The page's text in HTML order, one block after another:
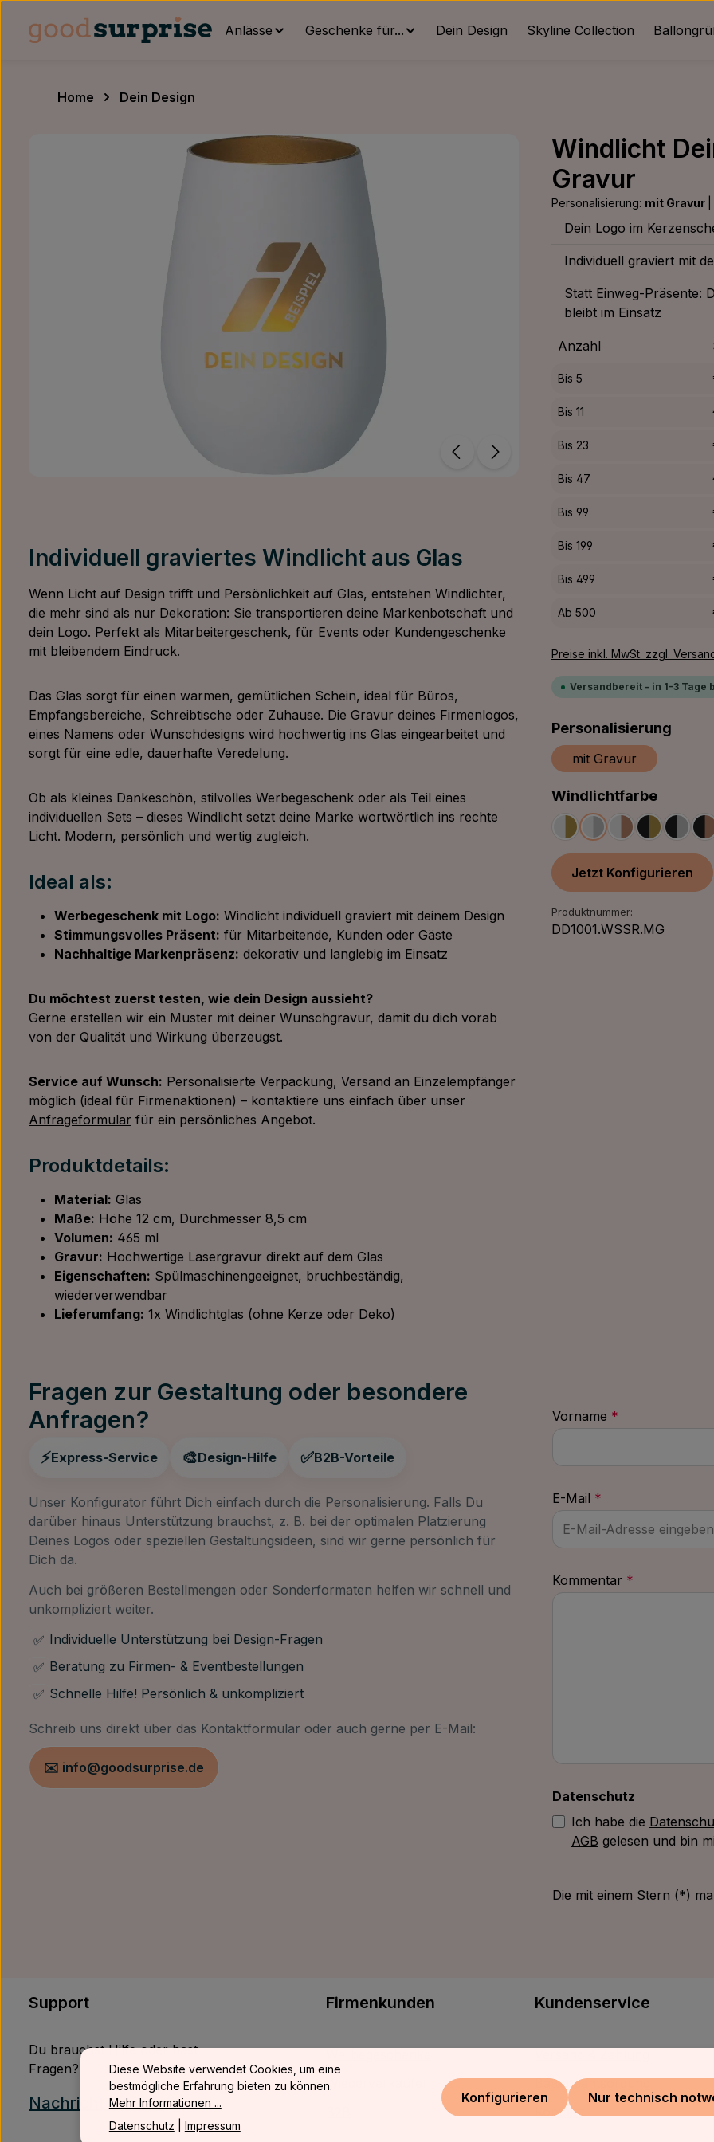
Hauptinhalt springen
Zur Hauptnavigation springen
Anlässe Geschenke für... Dein Design Skyline Collection
Home Dein Design
Windlicht
Gravur
Personalisierung: mit Gravur
Dein Logo im
Individuell graviert mit
Statt Einweg-Präsente:
bleibt im Einsatz
Anzahl
Bis 5
Bis 11
Bis 23
Bis 47
Bis 99
Bis 199
Bis 499
Ab 500
Preise inkl. MwSt. zzgl.
Versandbereit - in 1-3 Tage
Personalisierung
mit Gravur
Windlichtfarbe
Weiß/Gold
Weiß/Silber
Weiß/Bronze
Schwarz/
Jetzt Konfigurieren
Produktnummer:
DD1001.WSSR.MG
Individuell graviertes Windlicht aus Glas
Wenn Licht auf Design trifft und Persönlichkeit auf Glas, entstehen Windlichter,
die mehr sind als nur Dekoration: Sie transportieren deine Markenbotschaft und
dein Logo. Perfekt als Mitarbeitergeschenk, für Events oder Kundengeschenke
mit bleibendem Eindruck.
Das Glas sorgt für einen warmen, gemütlichen Schein, ideal für Büros,
Empfangsbereiche, Schreibtische oder Zuhause. Die Gravur deines Firmenlogos,
eines Namens oder Wunschdesigns wird hochwertig ins Glas eingearbeitet und
sorgt für eine edle, dauerhafte Veredelung.
Ob als kleines Dankeschön, stilvolles Werbegeschenk oder als Teil eines
individuellen Sets – dieses Windlicht setzt deine Marke wortwörtlich ins rechte
Licht. Modern, persönlich und wertig zugleich.
Ideal als:
Werbegeschenk mit Logo: Windlicht individuell graviert mit deinem Design
Stimmungsvolles Präsent: für Mitarbeitende, Kunden oder Gäste
Nachhaltige Markenpräsenz: dekorativ und langlebig im Einsatz
Du möchtest zuerst testen, wie dein Design aussieht?
Gerne erstellen wir ein Muster mit deiner Wunschgravur, damit du dich vorab
von der Qualität und Wirkung überzeugst.
Service auf Wunsch: Personalisierte Verpackung, Versand an Einzelempfänger
möglich (ideal für Firmenaktionen) – kontaktiere uns einfach über unser
Anfrageformular für ein persönliches Angebot.
Produktdetails:
Material: Glas
Maße: Höhe 12 cm, Durchmesser 8,5 cm
Volumen: 465 ml
Gravur: Hochwertige Lasergravur direkt auf dem Glas
Eigenschaften: Spülmaschinengeeignet, bruchbeständig,
wiederverwendbar
Lieferumfang: 1x Windlichtglas (ohne Kerze oder Deko)
Fragen zur Gestaltung oder besondere
Anfragen?
⚡Express-Service 🎨Design-Hilfe ✅B2B-Vorteile
Unser Konfigurator führt Dich einfach durch die Personalisierung. Falls Du
darüber hinaus Unterstützung brauchst, z. B. bei der optimalen Platzierung
Deines Logos oder speziellen Gestaltungsideen, sind wir gerne persönlich für
Dich da.
Auch bei größeren Bestellmengen oder Sonderformaten helfen wir schnell und
unkompliziert weiter.
✅ Individuelle Unterstützung bei Design-Fragen
✅ Beratung zu Firmen- & Eventbestellungen
✅ Schnelle Hilfe! Persönlich & unkompliziert
Schreib uns direkt über das Kontaktformular oder auch gerne per E-Mail:
✉️ info@goodsurprise.de
Vorname *
E-Mail *
Kommentar *
Datenschutz
Ich habe die
AGB gelesen und bin
Die mit einem Stern (*)
Support
Du brauchst Hilfe oder hast
Fragen?
Nachricht senden
Firmenkunden
Wiederverkäufer
Kundenservice
Batterieentsorgung
Kontakt
Diese Website verwendet Cookies, um eine
bestmögliche Erfahrung bieten zu können.
Mehr Informationen ...
Datenschutz
Impressum
Nur technisch
Konfigurieren